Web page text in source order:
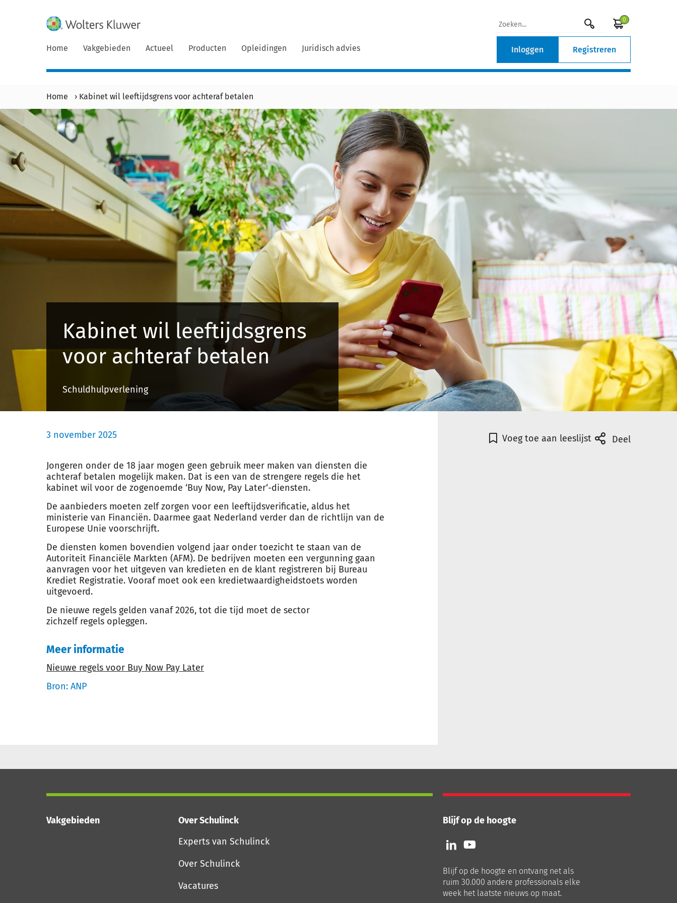
0
Home Vakgebieden Actueel Producten Opleidingen Juridisch advies Inloggen Registreren
Home › Kabinet wil leeftijdsgrens voor achteraf betalen
Kabinet wil leeftijdsgrens
voor achteraf betalen
Schuldhulpverlening
3 november 2025
Jongeren onder de 18 jaar mogen geen gebruik meer maken van diensten die
achteraf betalen mogelijk maken. Dat is een van de strengere regels die het
kabinet wil voor de zogenoemde ‘Buy Now, Pay Later‘-diensten.
De aanbieders moeten zelf zorgen voor een leeftijdsverificatie, aldus het
ministerie van Financiën. Daarmee gaat Nederland verder dan de richtlijn van de
Europese Unie voorschrijft.
De diensten komen bovendien volgend jaar onder toezicht te staan van de
Autoriteit Financiële Markten (AFM). De bedrijven moeten een vergunning gaan
aanvragen voor het uitgeven van kredieten en de klant registreren bij Bureau
Krediet Registratie. Vooraf moet ook een kredietwaardigheidstoets worden
uitgevoerd.
De nieuwe regels gelden vanaf 2026, tot die tijd moet de sector
zichzelf regels opleggen.
Meer informatie
Nieuwe regels voor Buy Now Pay Later
Bron: ANP
Voeg toe aan leeslijst Deel
Vakgebieden
Over Schulinck
Experts van Schulinck
Over Schulinck
Vacatures
Blijf op de hoogte
Volg
ons
LinkedIn
Volg
ons
Youtube
Blijf op de hoogte en ontvang net als
ruim 30.000 andere professionals elke
week het laatste nieuws op maat.